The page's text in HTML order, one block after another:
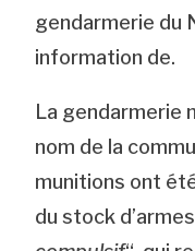
gendarmerie du
information de.
La gendarmerie
nom de la
munitions ont
du stock